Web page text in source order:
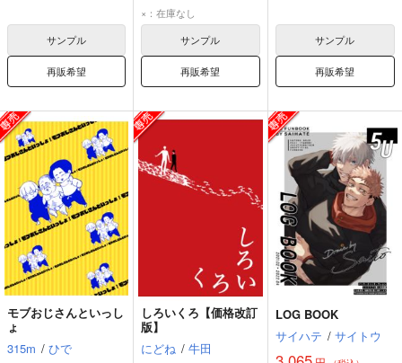
サンプル
再販希望
五条悟
虎杖悠仁
×：在庫なし
サンプル
再販希望
サンプル
再販希望
モブおじさんといっし
ょ
315m / ひで
しろいくろ【価格改訂
版】
にどね / 牛田
LOG BOOK
サイハテ / サイトウ